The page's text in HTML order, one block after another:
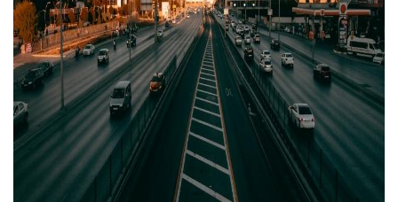
Trabzon
Balıkesir
Mardin
Diyarbakır
Kayseri